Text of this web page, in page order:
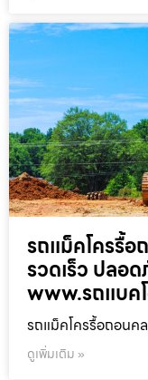
รถแม็คโครรื้
รวดเร็ว ปลอ
www.รถแบค
รถแม็คโครรื้อถอนค
ดูเพิ่มเติม »